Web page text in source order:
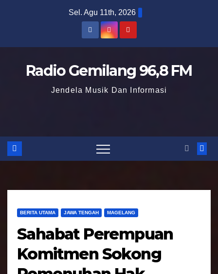
t
Sel. Agu 11th, 2026
Radio Gemilang 96,8 FM
Jendela Musik Dan Informasi
BERITA UTAMA JAWA TENGAH MAGELANG
Sahabat Perempuan
Komitmen Sokong